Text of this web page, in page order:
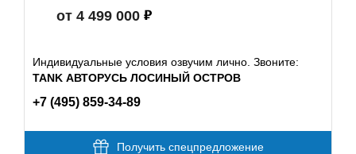
от 4 499 000
Индивидуальные условия озвучим лично. Звоните:
TANK АВТОРУСЬ ЛОСИНЫЙ ОСТРОВ
+7 (495) 859-34-89
Получить спецпредложение